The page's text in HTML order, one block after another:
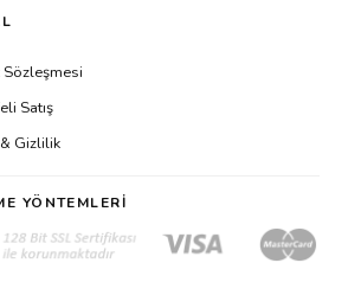
Satış
Gizlilik
YÖNTEMLERI